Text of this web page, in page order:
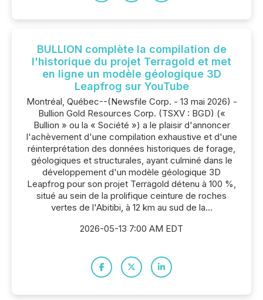
BULLION complète la compilation de
l'historique du projet Terragold et met
en ligne un modèle géologique 3D
Leapfrog sur YouTube
Montréal, Québec--(Newsfile Corp. - 13 mai 2026) -
Bullion Gold Resources Corp. (TSXV : BGD) («
Bullion » ou la « Société ») a le plaisir d'annoncer
l'achèvement d'une compilation exhaustive et d'une
réinterprétation des données historiques de forage,
géologiques et structurales, ayant culminé dans le
développement d'un modèle géologique 3D
Leapfrog pour son projet Terragold détenu à 100 %,
situé au sein de la prolifique ceinture de roches
vertes de l'Abitibi, à 12 km au sud de la...
2026-05-13 7:00 AM EDT